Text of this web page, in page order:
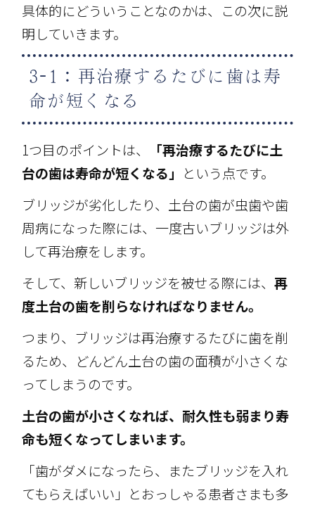
具体的にどういうことなのかは、この次に説
明していきます。
3-1：再治療するたびに歯は寿
命が短くなる
1つ目のポイントは、
「再治療するたびに土
台の歯は寿命が短くなる」 という点です。
ブリッジが劣化したり、土台の歯が虫歯や歯
周病になった際には、一度古いブリッジは外
して再治療をします。
そして、新しいブリッジを被せる際には、再
度土台の歯を削らなければなりません。
つまり、ブリッジは再治療するたびに歯を削
るため、どんどん土台の歯の面積が小さくな
ってしまうのです。
土台の歯が小さくなれば、耐久性も弱まり寿
命も短くなってしまいます。
「歯がダメになったら、またブリッジを入れ
てもらえばいい」とおっしゃる患者さまも多